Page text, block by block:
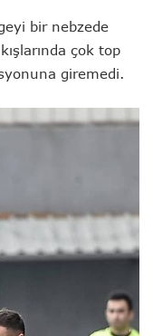
bir nebzede
çok top
giremedi.